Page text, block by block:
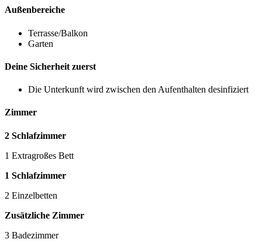
Außenbereiche
Terrasse/Balkon
Garten
Deine Sicherheit zuerst
Die Unterkunft wird zwischen den Aufenthalten desinfiziert
Zimmer
2 Schlafzimmer
1 Extragroßes Bett
1 Schlafzimmer
2 Einzelbetten
Zusätzliche Zimmer
3 Badezimmer